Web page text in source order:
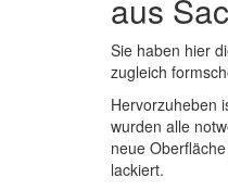
aus
Sie haben hier
zugleich
Hervorzuheben
wurden alle
neue
lackiert.